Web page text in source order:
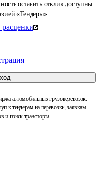
оставить отклик доступны
«Тендеры»
расценки
автомобильных грузоперевозок.
к тендерам на перевозки, заявкам
и поиск транспорта